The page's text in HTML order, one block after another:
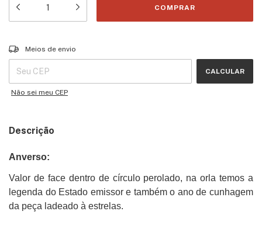
Entregas para o CEP:
Meios de envio
CALCULAR
Não sei meu CEP
Descrição
Anverso:
Valor de face dentro de círculo perolado, na orla temos a
legenda do Estado emissor e também o ano de cunhagem
da peça ladeado à estrelas.